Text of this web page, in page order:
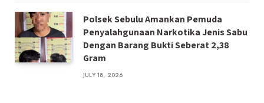
Polsek Sebulu Amankan Pemuda
Penyalahgunaan Narkotika Jenis Sabu
Dengan Barang Bukti Seberat 2,38
Gram
JULY 18, 2026